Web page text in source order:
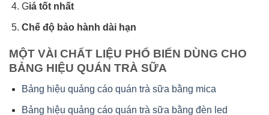
Giá tốt nhất
Chế độ bảo hành dài hạn
MỘT VÀI CHẤT LIỆU PHỔ BIẾN DÙNG CHO
BẢNG HIỆU QUÁN TRÀ SỮA
Bảng hiệu quảng cáo quán trà sữa bằng mica
Bảng hiệu quảng cáo quán trà sữa bằng đèn led